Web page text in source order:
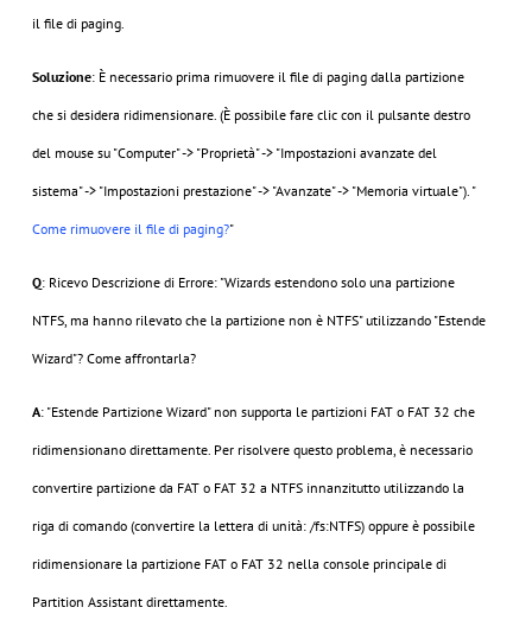
il file di paging.
Soluzione: È necessario prima rimuovere il file di paging dalla partizione
che si desidera ridimensionare. (È possibile fare clic con il pulsante destro
del mouse su "Computer" -> "Proprietà" -> "Impostazioni avanzate del
sistema" -> "Impostazioni prestazione" -> "Avanzate" -> "Memoria virtuale"). "
Come rimuovere il file di paging?"
Q: Ricevo Descrizione di Errore: "Wizards estendono solo una partizione
NTFS, ma hanno rilevato che la partizione non è NTFS" utilizzando "Estende
Wizard"? Come affrontarla?
A: "Estende Partizione Wizard" non supporta le partizioni FAT o FAT 32 che
ridimensionano direttamente. Per risolvere questo problema, è necessario
convertire partizione da FAT o FAT 32 a NTFS innanzitutto utilizzando la
riga di comando (convertire la lettera di unità: /fs:NTFS) oppure è possibile
ridimensionare la partizione FAT o FAT 32 nella console principale di
Partition Assistant direttamente.